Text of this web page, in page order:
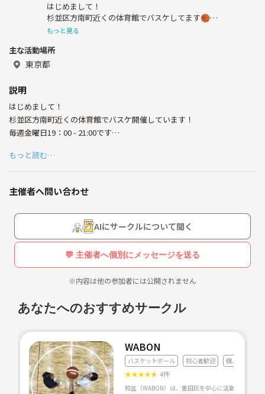
はじめまして！
杉並区方南町近くの体育館でバスケしてます🏀
毎週金曜日19:00 - 21:00開催してます！
体育館は個人的に借り始めたのですが、やはり皆でやれる
もっと見る
主な活動場所
東京都
説明
はじめまして！
杉並区方南町近くの体育館でバスケ開催しています！
毎週金曜日19：00 - 21:00です
主催者がバスケしたくて少人数で体育館取るようになりましたが、やは
り皆でゲームをしたいと思うようになり参加者募集しています！
もっと読む…
主催者へ問い合わせ
AIにサークルについて聞く
💬 主催者へ個別にメッセージを送る
※内容は他の参加者には公開されません
あなたへのおすすめサークル
WABON
バスケットボール 初心者歓迎 個人参加
★★★★★ 4件